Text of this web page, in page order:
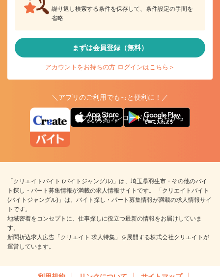
繰り返し検索する条件を保存して、条件設定の手間を
省略
まずは会員登録（無料）
アカウントをお持ちの方 ログインはこちら＞
＼アプリのご利用でもっと便利に！／
アプリ版ダウンロードはこちらから
「クリエイトバイト (バイトジャングル)」は、埼玉県羽生市・その他のバイ
ト探し・パート募集情報が満載の求人情報サイトです。 「クリエイトバイト
(バイトジャングル)」は、バイト探し・パート募集情報が満載の求人情報サイ
トです。
地域密着をコンセプトに、仕事探しに役立つ最新の情報をお届けしていま
す。
新聞折込求人広告「クリエイト 求人特集」を展開する株式会社クリエイトが
運営しています。